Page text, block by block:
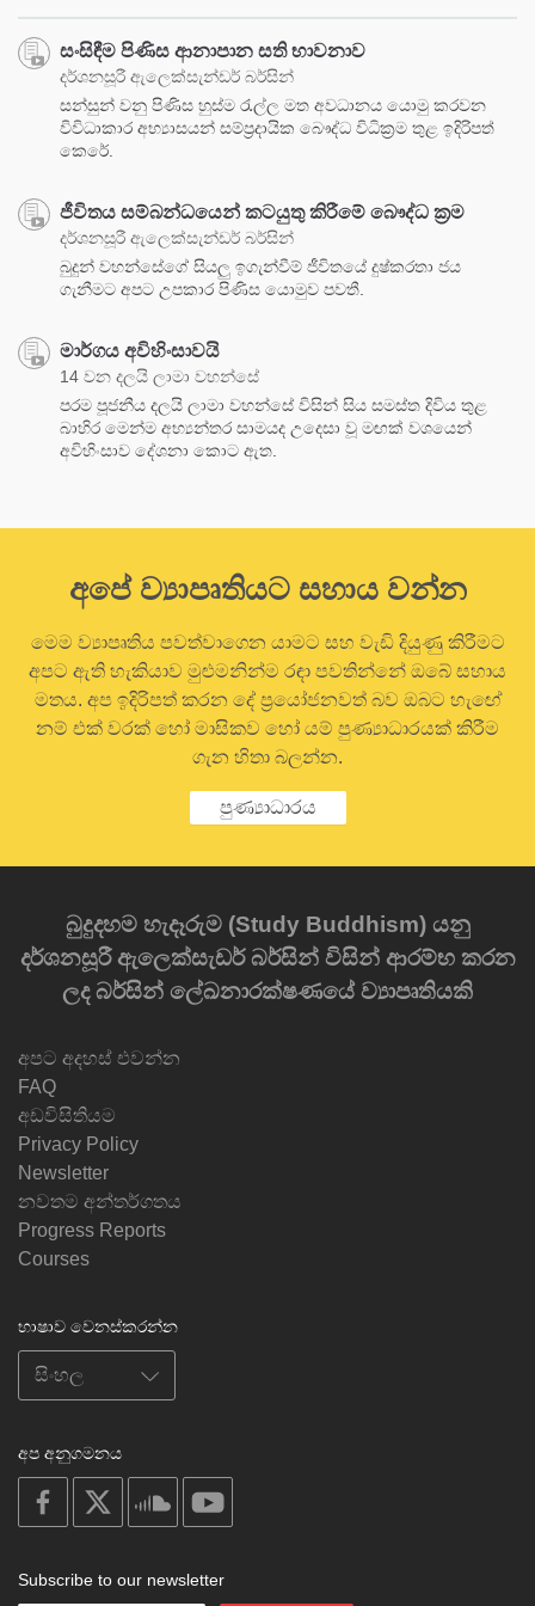
සංසිඳීම පිණිස ආනාපාන සති භාවනාව
දර්ශනසූරී ඇලෙක්සැන්ඩර් බර්සින්
සන්සුන් වනු පිණිස හුස්ම රැල්ල මත අවධානය යොමු කරවන
විවිධාකාර අභ්‍යාසයන් සම්ප්‍රදායික බෞද්ධ විධික්‍රම තුළ ඉදිරිපත්
කෙරේ.
ජීවිතය සම්බන්ධයෙන් කටයුතු කිරීමේ බෞද්ධ ක්‍රම
දර්ශනසූරී ඇලෙක්සැන්ඩර් බර්සින්
බුදුන් වහන්සේගේ සියලු ඉගැන්වීම් ජීවිතයේ දුෂ්කරතා ජය
ගැනීමට අපට උපකාර පිණිස යොමුව පවතී.
මාර්ගය අවිහිංසාවයි
14 වන දලයි ලාමා වහන්සේ
පරම පූජනීය දලයි ලාමා වහන්සේ විසින් සිය සමස්ත දිවිය තුළ
බාහිර මෙන්ම අභ්‍යන්තර සාමයද උදෙසා වූ මඟක් වශයෙන්
අවිහිංසාව දේශනා කොට ඇත.
අපේ ව්‍යාපෘතියට සහාය වන්න
මෙම ව්‍යාපෘතිය පවත්වාගෙන යාමට සහ වැඩි දියුණු කිරීමට
අපට ඇති හැකියාව මුළුමනින්ම රඳා පවතින්නේ ඔබේ සහාය
මතය. අප ඉදිරිපත් කරන දේ ප්‍රයෝජනවත් බව ඔබට හැඟේ
නම් එක් වරක් හෝ මාසිකව හෝ යම් පුණ්‍යාධාරයක් කිරීම
ගැන හිතා බලන්න.
පුණ්‍යාධාරය
බුදුදහම හැදෑරුම (Study Buddhism) යනු
දර්ශනසූරී ඇලෙක්සැඩර් බර්සින් විසින් ආරම්භ කරන
ලද බර්සින් ලේඛනාරක්ෂණයේ ව්‍යාපෘතියකි
අපට අදහස් එවන්න
FAQ
අඩවිසිතියම
Privacy Policy
Newsletter
නවතම අන්තර්ගතය
Progress Reports
Courses
භාෂාව වෙනස්කරන්න
අප අනුගමනය
on
facebook
soundcloud
Subscribe to our newsletter